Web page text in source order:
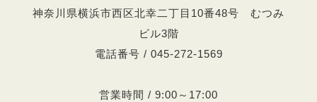
神奈川県横浜市西区北幸二丁目10番48号 むつみ
ビル3階
電話番号 / 045-272-1569
営業時間 / 9:00～17:00